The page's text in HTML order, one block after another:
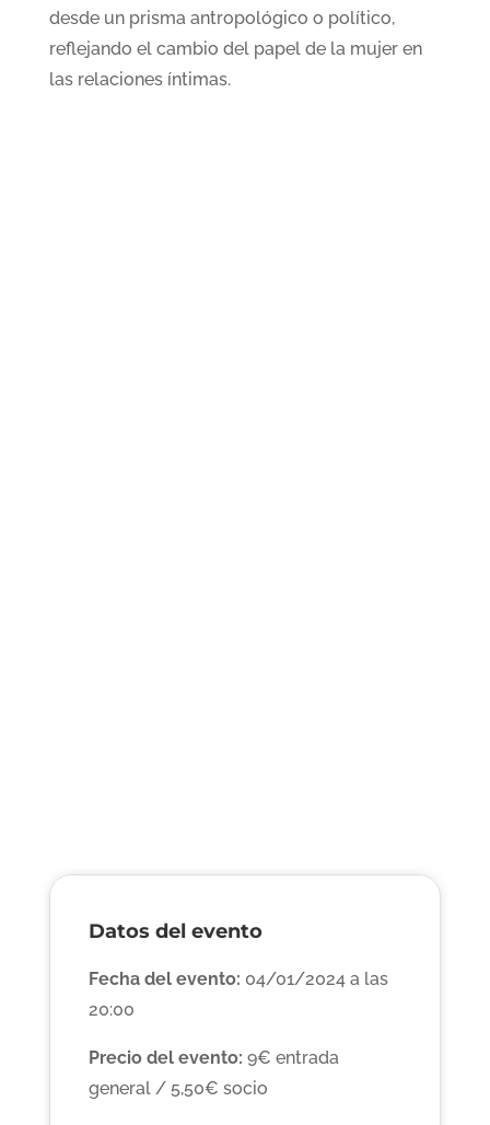
desde un prisma antropológico o político,
reflejando el cambio del papel de la mujer en
las relaciones íntimas.
Datos del evento
Fecha del evento: 04/01/2024 a las
20:00
Precio del evento: 9€ entrada
general / 5,50€ socio